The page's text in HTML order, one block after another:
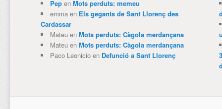
Pepen Mots perduts: memeu
emmaen Els gegants de Sant Llorenç des
Cardassar
Mateuen Mots perduts: Càgola merdançana
Mateuen Mots perduts: Càgola merdançana
Paco Leonicioen Defunció a Sant Llorenç